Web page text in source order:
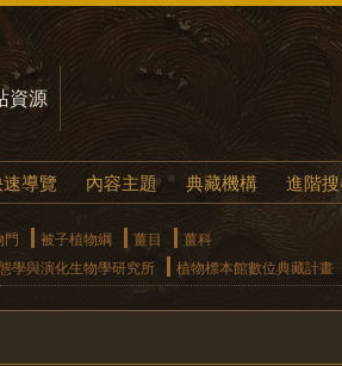
資源
導覽 內容主題 典藏機構 進階
門 被子植物綱 薑目
薑科
學與演化生物學研究所 植物標本館數位典藏計畫